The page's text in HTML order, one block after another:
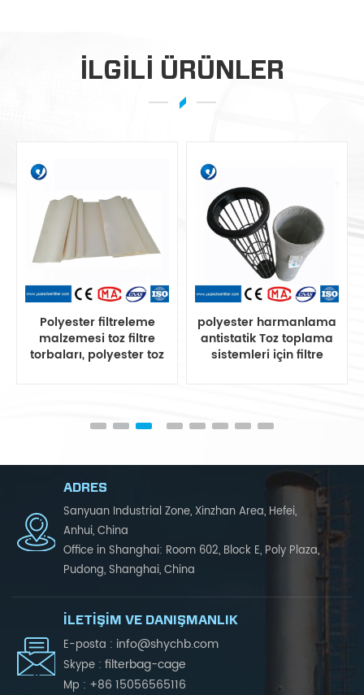
ILGILI ÜRÜNLER
Polyester filtreleme
malzemesi toz filtre
torbaları, polyester toz
polyester harmanlama
antistatik Toz toplama
sistemleri için filtre
ADRES
Sanyuan Industrial Zone, Xinzhan Area, Hefei,
Anhui, China
Office in Shanghai: Room 602, Block E, Poly Plaza,
Pudong, Shanghai, China
İLETIŞIM VE DANIŞMANLIK
E-posta : info@shychb.com
Skype : filterbag-cage
Mp : +86 15056565116